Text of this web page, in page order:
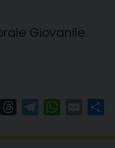
Giovanile
ThreadsTelegram Email